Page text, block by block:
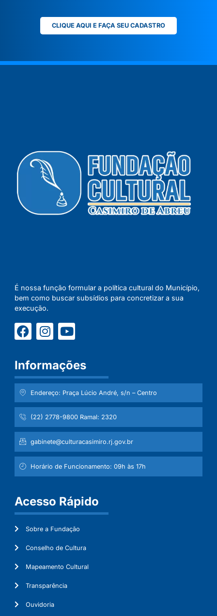
CLIQUE AQUI E FAÇA SEU CADASTRO
É nossa função formular a política cultural do Município,
bem como buscar subsídios para concretizar a sua
execução.
Informações
Endereço: Praça Lúcio André, s/n – Centro
(22) 2778-9800 Ramal: 2320
gabinete@culturacasimiro.rj.gov.br
Horário de Funcionamento: 09h às 17h
Acesso Rápido
Sobre a Fundação
Conselho de Cultura
Mapeamento Cultural
Transparência
Ouvidoria